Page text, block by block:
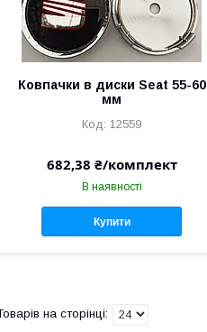
Ковпачки в диски Seat 55-60
мм
12559
682,38 ₴/комплект
В наявності
Купити